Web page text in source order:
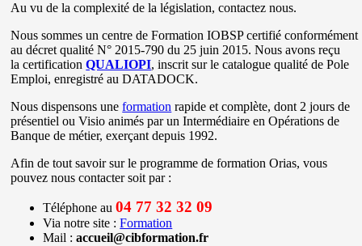
Au vu de la complexité de la législation, contactez nous.
Nous sommes un centre de Formation IOBSP certifié conformément
au décret qualité N° 2015-790 du 25 juin 2015. Nous avons reçu
la certificationQUALIOPI, inscrit sur le catalogue qualité de Pole
Emploi, enregistré au DATADOCK. ​
Nous dispensons uneformation rapide et complète, dont 2 jours de
présentiel ou Visio animés par un Intermédiaire en Opérations de
Banque de métier, exerçant depuis 1992.
Afin de tout savoir sur le programme de formation Orias, vous
pouvez nous contacter soit par :
Téléphone au04 77 32 32 09
Via notre site :Formation
Mail :accueil@cibformation.fr